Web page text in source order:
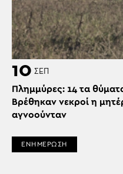
10 ΣΕΠ
Πλημμύρες: 14 τα
Βρέθηκαν νεκροί η
αγνοούνταν
ΕΝΗΜΕΡΩΣΗ